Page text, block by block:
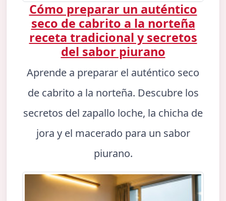
Cómo preparar un auténtico
seco de cabrito a la norteña
receta tradicional y secretos
del sabor piurano
Aprende a preparar el auténtico seco
de cabrito a la norteña. Descubre los
secretos del zapallo loche, la chicha de
jora y el macerado para un sabor
piurano.